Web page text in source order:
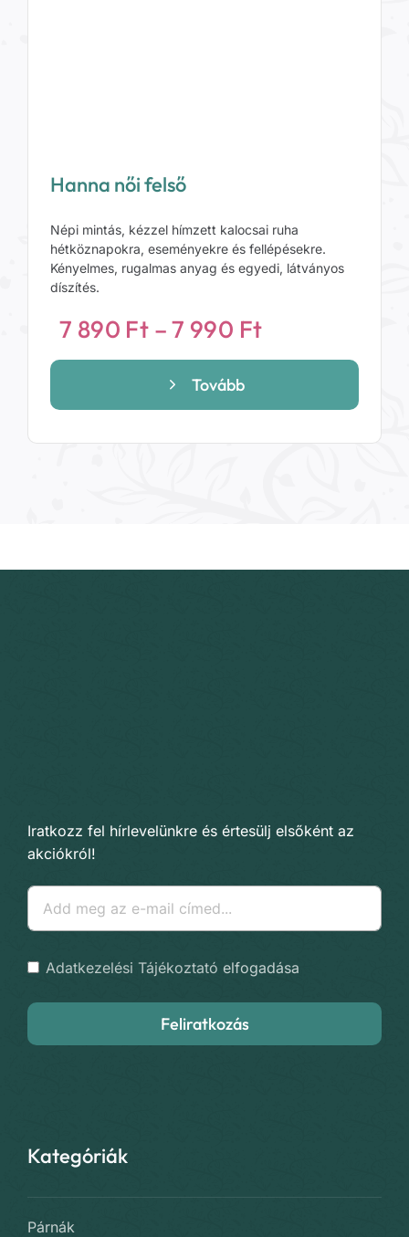
Hanna női felső
Népi mintás, kézzel hímzett kalocsai ruha
hétköznapokra, eseményekre és fellépésekre.
Kényelmes, rugalmas anyag és egyedi, látványos
díszítés.
7 890 Ft –7 990 Ft
7
-
7
Tovább
Iratkozz fel hírlevelünkre és értesülj elsőként az
akciókról!
Adatkezelési Tájékoztató elfogadása
Feliratkozás
Kategóriák
Párnák